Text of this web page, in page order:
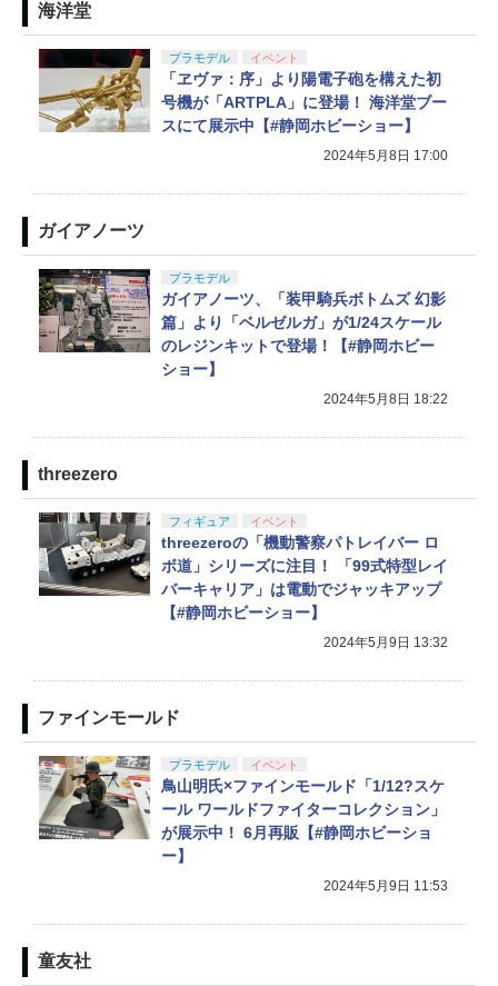
海洋堂
プラモデル イベント
「ヱヴァ：序」より陽電子砲を構えた初
号機が「ARTPLA」に登場！ 海洋堂ブー
スにて展示中【#静岡ホビーショー】
2024年5月8日 17:00
ガイアノーツ
プラモデル
ガイアノーツ、「装甲騎兵ボトムズ 幻影
篇」より「ベルゼルガ」が1/24スケール
のレジンキットで登場！【#静岡ホビー
ショー】
2024年5月8日 18:22
threezero
フィギュア イベント
threezeroの「機動警察パトレイバー ロ
ボ道」シリーズに注目！ 「99式特型レイ
バーキャリア」は電動でジャッキアップ
【#静岡ホビーショー】
2024年5月9日 13:32
ファインモールド
プラモデル イベント
鳥山明氏×ファインモールド「1/12?スケ
ール ワールドファイターコレクション」
が展示中！ 6月再販【#静岡ホビーショ
ー】
2024年5月9日 11:53
童友社